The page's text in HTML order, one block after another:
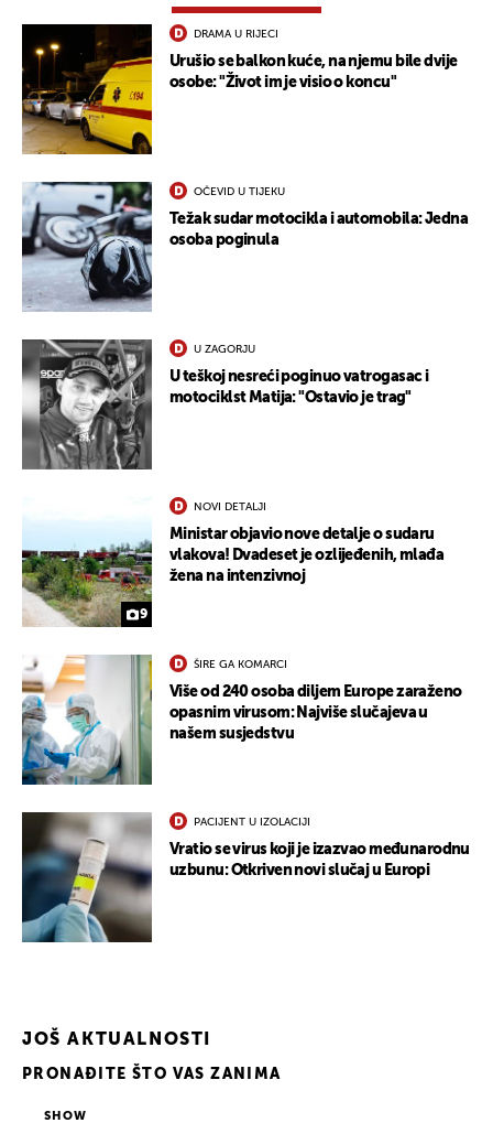
DRAMA U RIJECI
Urušio se balkon kuće, na njemu bile dvije
osobe: "Život im je visio o koncu"
OČEVID U TIJEKU
Težak sudar motocikla i automobila: Jedna
osoba poginula
U ZAGORJU
U teškoj nesreći poginuo vatrogasac i
motociklst Matija: "Ostavio je trag"
9
NOVI DETALJI
Ministar objavio nove detalje o sudaru
vlakova! Dvadeset je ozlijeđenih, mlađa
žena na intenzivnoj
ŠIRE GA KOMARCI
Više od 240 osoba diljem Europe zaraženo
opasnim virusom: Najviše slučajeva u
našem susjedstvu
PACIJENT U IZOLACIJI
Vratio se virus koji je izazvao međunarodnu
uzbunu: Otkriven novi slučaj u Europi
JOŠ AKTUALNOSTI
PRONAĐITE ŠTO VAS ZANIMA
SHOW